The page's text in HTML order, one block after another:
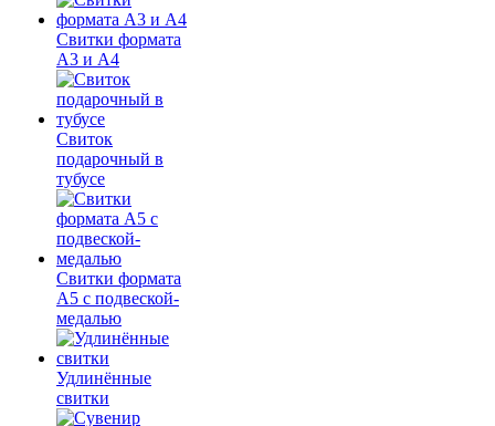
Свитки формата
А3 и А4
Свиток
подарочный в
тубусе
Свитки формата
А5 с подвеской-
медалью
Удлинённые
свитки